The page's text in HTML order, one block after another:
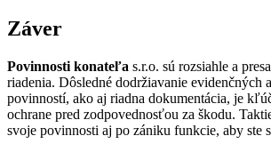
Záver
Povinnosti konateľa s.r.o. sú rozsiahle a
riadenia. Dôsledné dodržiavanie evidenčných
povinností, ako aj riadna dokumentácia, je
ochrane pred zodpovednosťou za škodu.
svoje povinnosti aj po zániku funkcie, aby ste